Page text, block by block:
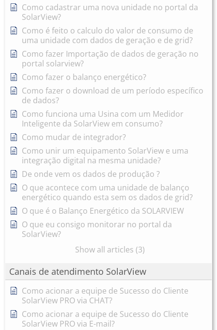
Como cadastrar uma nova unidade no portal da
SolarView?
Como é feito o calculo do valor de consumo de
uma unidade com dados de geração e de grid?
Como fazer Importação de dados de geração no
portal solarview?
Como fazer o balanço energético?
Como fazer o download de um período específico
de dados?
Como funciona uma Usina com um Medidor
Inteligente da SolarView em consumo?
Como mudar de integrador?
Como unir um equipamento SolarView e uma
integração digital na mesma unidade?
De onde vem os dados de produção ?
O que acontece com uma unidade de balanço
energético quando esta sem os dados de grid?
O que é o Balanço Energético da SOLARVIEW
O que eu consigo monitorar no portal da
SolarView?
Show all articles (3)
Canais de atendimento SolarView
Como acionar a equipe de Sucesso do Cliente
SolarView PRO via CHAT?
Como acionar a equipe de Sucesso do Cliente
SolarView PRO via E-mail?